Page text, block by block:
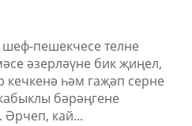
пешекчесе телне
әзерләүне бик җиңел,
һәм гаҗәп серне
бәрәңгене
кай...